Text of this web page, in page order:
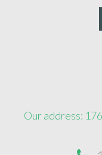
Our address: